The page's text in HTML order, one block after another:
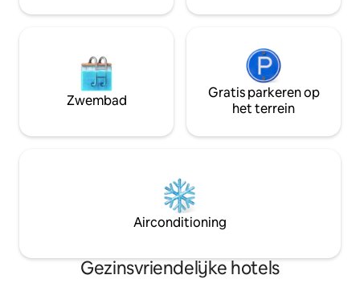
van een lokale Barbadiaanse kunstenaar
3 volwassenen of 2 volwassenen plus 2
kinderen van 9 jaar en jonger. Alle
gasten krijgen een gratis
welkomstdrankje en cadeau bij het
inchecken, afhankelijk van de
Zwembad
Gratis parkeren op
het terrein
Airconditioning
Gezinsvriendelijke hotels